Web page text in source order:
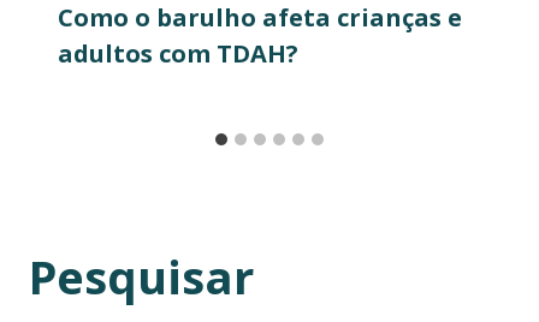
Como o barulho afeta crianças e
adultos com TDAH?
Pesquisar